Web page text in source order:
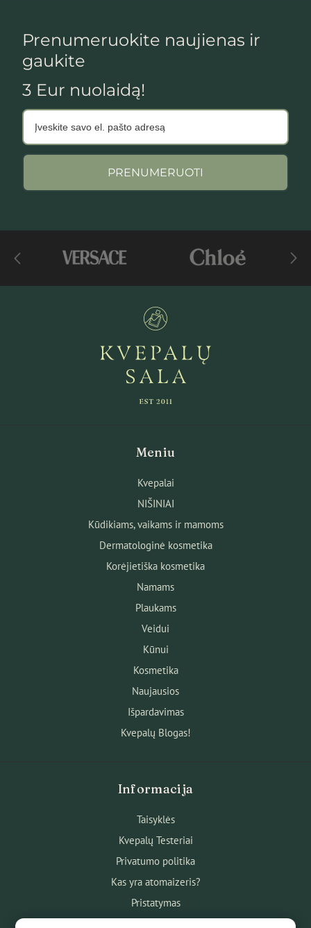
Prenumeruokite naujienas ir
gaukite
3 Eur nuolaidą!
PRENUMERUOTI
Meniu
Kvepalai
NIŠINIAI
Kūdikiams, vaikams ir mamoms
Dermatologinė kosmetika
Korėjietiška kosmetika
Namams
Plaukams
Veidui
Kūnui
Kosmetika
Naujausios
Išpardavimas
Kvepalų Blogas!
Informacija
Taisyklės
Kvepalų Testeriai
Privatumo politika
Kas yra atomaizeris?
Pristatymas